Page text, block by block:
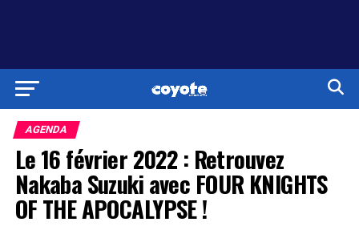
AGENDA
Le 16 février 2022 : Retrouvez
Nakaba Suzuki avec FOUR KNIGHTS
OF THE APOCALYPSE !